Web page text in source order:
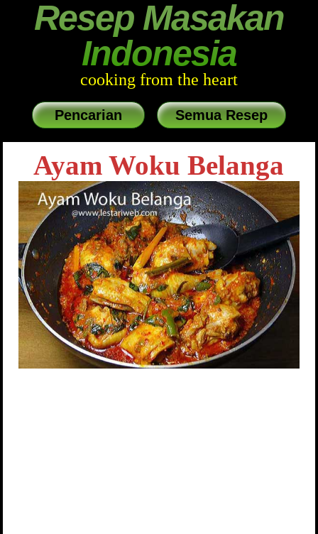
Resep Masakan
Indonesia
cooking from the heart
Pencarian Semua Resep
Ayam Woku Belanga